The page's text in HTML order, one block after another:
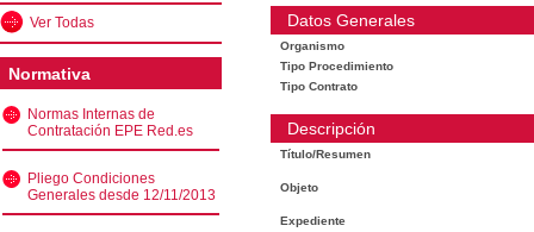
Ver Todas
Normativa
Normas Internas de
Contratación EPE Red.es
Pliego Condiciones
Generales desde 12/11/2013
Datos Generales
Organismo
Tipo Procedimiento
Tipo Contrato
Descripción
Título/Resumen
Objeto
Expediente